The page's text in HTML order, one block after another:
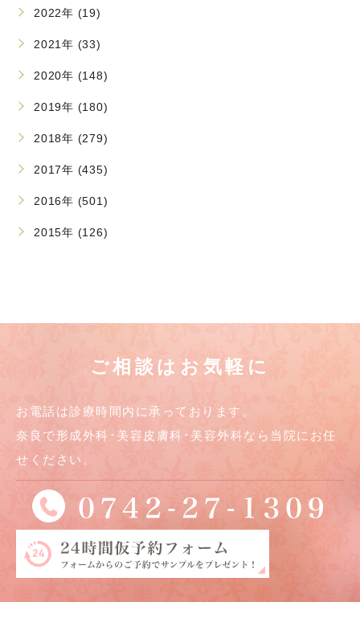
2022年 (19)
2021年 (33)
2020年 (148)
2019年 (180)
2018年 (279)
2017年 (435)
2016年 (501)
2015年 (126)
ご相談はお気軽に
お電話は診療時間内に承っております。
奈良で形成外科･美容皮膚科･美容外科なら当院にお任
せください。